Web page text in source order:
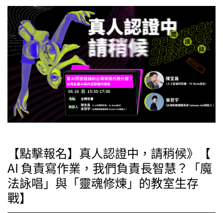
【點擊報名】真人認證中，請稍候》【
AI 負責寫作業，我們負責長智慧？「魔
法詠唱」與「靈魂修煉」的教室生存
戰】